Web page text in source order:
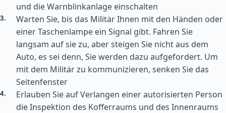
und die Warnblinkanlage einschalten
Warten Sie, bis das Militär Ihnen mit den Händen oder
einer Taschenlampe ein Signal gibt. Fahren Sie
langsam auf sie zu, aber steigen Sie nicht aus dem
Auto, es sei denn, Sie werden dazu aufgefordert. Um
mit dem Militär zu kommunizieren, senken Sie das
Seitenfenster
Erlauben Sie auf Verlangen einer autorisierten Person
die Inspektion des Kofferraums und des Innenraums